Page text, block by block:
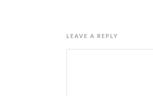
LEAVE A REPLY